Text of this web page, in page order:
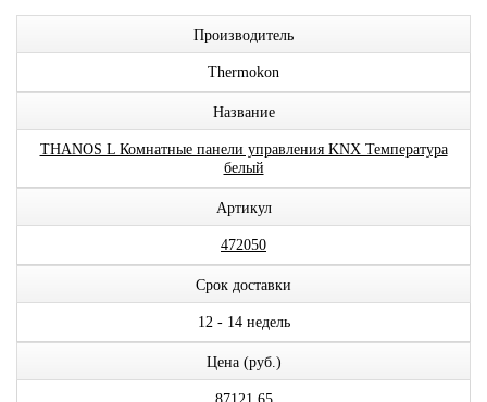
Производитель
Thermokon
Название
THANOS L Комнатные панели управления KNX Температура
белый
Артикул
472050
Срок доставки
12 - 14 недель
Цена (руб.)